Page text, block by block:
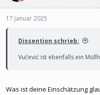
17 Januar 2025
Dissention schrieb:
Vučević ist ebenfalls ein
Was ist deine Einschätzung